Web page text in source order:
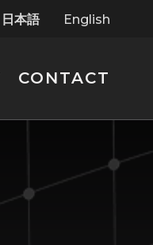
日本語 English
CONTACT